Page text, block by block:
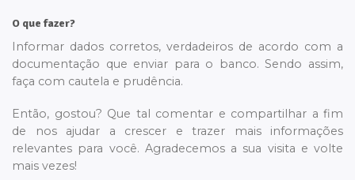
O que fazer?
Informar dados corretos, verdadeiros de acordo com a
documentação que enviar para o banco. Sendo assim,
faça com cautela e prudência.
Então, gostou? Que tal comentar e compartilhar a fim
de nos ajudar a crescer e trazer mais informações
relevantes para você. Agradecemos a sua visita e volte
mais vezes!